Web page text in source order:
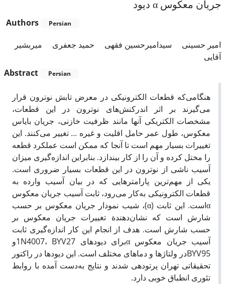
جریان معکوس α دیود
Authors Persian
امیر حسینی سیدامیرحسین فقهی حمید جعفری
میربشیر
آقایی
Abstract
Persian
هنگامی‌که قطعات الکترونیکی در معرض تابش نوترون قرار
می‌گیرند بر اثر اندرکنش‌های نوترون در این قطعات،
مشخصات الکتریکی آنها مانند ظرفیت خازنی، جریان بایاس
معکوس، طول عمر حامل اقلیت و غیره ... تغییر می‌کنند. این
تغییرات بسیار مهم است تا آنجا که ممکن است عملکرد قطعه
را مختل کرده و آن را از کار بیندازد. بنابراین اندازه‌گیری میزان
آسیب ناشی از نوترون در این قطعات بسیار ضروری است.
یکی از مهم‌ترین پارامترهایی که در بیان آسیب وارده به
قطعات الکترونیکی به‌کار می‌رود، ثابت آسیب جریان معکوس
αاست. این ثابت (α)، شیب نمودار جریان معکوس بر حسب
شارش است که نشان‌دهندة تغییرات جریان معکوس بر
حسب شارش است. هدف از انجام این کار اندازه‌گیری ثابت
آسیب جریان معکوس αبرای دیودهای 1N4007، BYV27و
BYV95در ولتاژها و دماهای مختلف است. این دیودها در راکتور
تحقیقاتی تهران پرتودهی شدند و نتایج به‌دست آمده با روابط
تئوری انطباق خوبی دارد.